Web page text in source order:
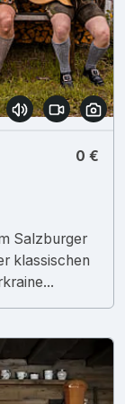
0 €
Salzburger
klassischen